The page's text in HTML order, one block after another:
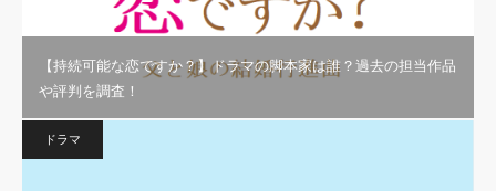
【持続可能な恋ですか？】ドラマの脚本家は誰？過去の担当作品
や評判を調査！
ドラマ